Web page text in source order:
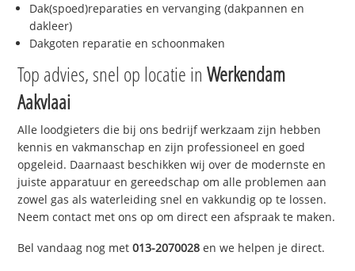
Dak(spoed)reparaties en vervanging (dakpannen en
dakleer)
Dakgoten reparatie en schoonmaken
Top advies, snel op locatie inWerkendam
Aakvlaai
Alle loodgieters die bij ons bedrijf werkzaam zijn hebben
kennis en vakmanschap en zijn professioneel en goed
opgeleid. Daarnaast beschikken wij over de modernste en
juiste apparatuur en gereedschap om alle problemen aan
zowel gas als waterleiding snel en vakkundig op te lossen.
Neem contact met ons op om direct een afspraak te maken.
Bel vandaag nog met013-2070028 en we helpen je direct.